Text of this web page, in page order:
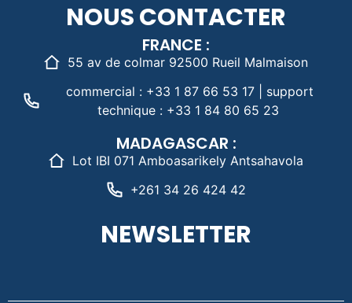
NOUS CONTACTER
FRANCE :
55 av de colmar 92500 Rueil Malmaison
commercial : +33 1 87 66 53 17 | support
technique : +33 1 84 80 65 23
MADAGASCAR :
Lot IBI 071 Amboasarikely Antsahavola
+261 34 26 424 42
NEWSLETTER